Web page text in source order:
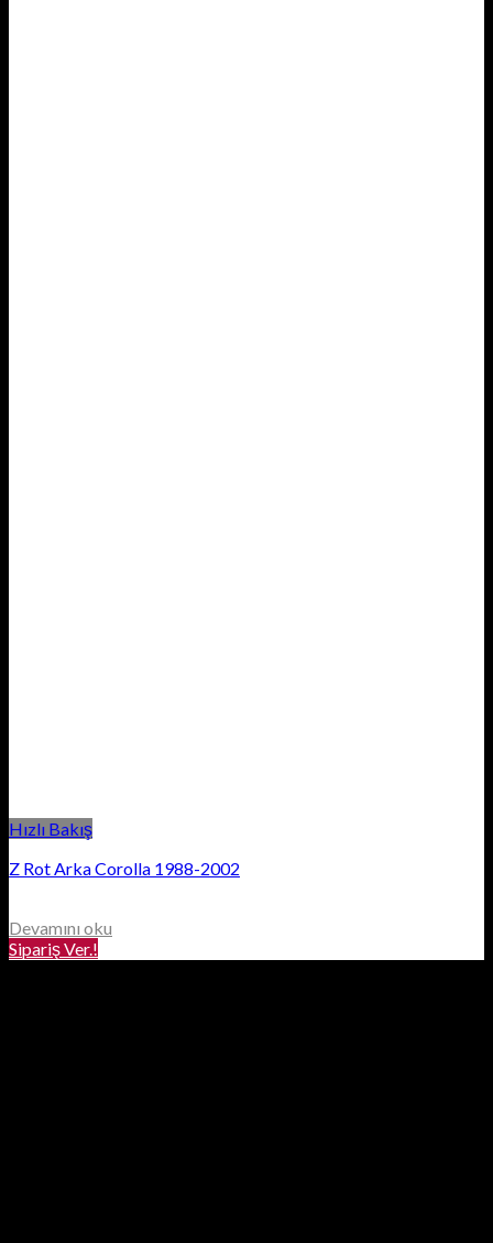
Hızlı Bakış
Z Rot Arka Corolla 1988-2002
Devamını oku
Sipariş Ver.!